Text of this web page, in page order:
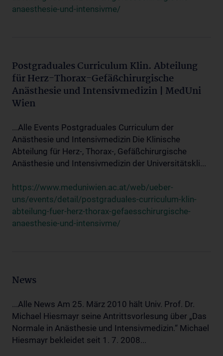
anaesthesie-und-intensivme/
Postgraduales Curriculum Klin. Abteilung
für Herz-Thorax-Gefäßchirurgische
Anästhesie und Intensivmedizin | MedUni
Wien
...Alle Events Postgraduales Curriculum der
Anästhesie und Intensivmedizin Die Klinische
Abteilung für Herz-, Thorax-, Gefäßchirurgische
Anästhesie und Intensivmedizin der Universitätskli...
https://www.meduniwien.ac.at/web/ueber-
uns/events/detail/postgraduales-curriculum-klin-
abteilung-fuer-herz-thorax-gefaesschirurgische-
anaesthesie-und-intensivme/
News
...Alle News Am 25. März 2010 hält Univ. Prof. Dr.
Michael Hiesmayr seine Antrittsvorlesung über „Das
Normale in Anästhesie und Intensivmedizin.“ Michael
Hiesmayr bekleidet seit 1. 7. 2008...